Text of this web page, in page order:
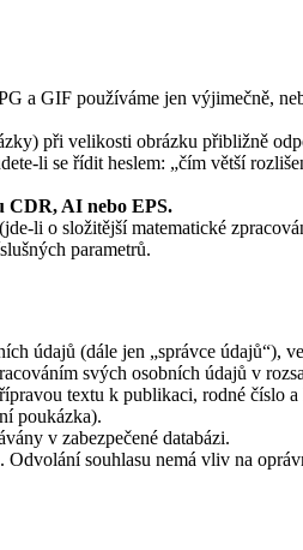
a GIF používáme jen výjimečně,
při velikosti obrázku přibližně
li se řídit heslem: „čím větší
CDR, AI nebo EPS.
li o složitější matematické
parametrů.
údajů (dále jen „správce údajů“),
svých osobních údajů v
textu k publikaci, rodné číslo
poukázka).
v zabezpečené databázi.
Odvolání souhlasu nemá vliv na